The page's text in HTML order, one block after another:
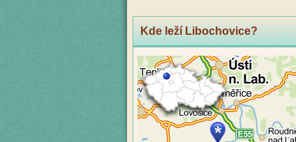
Kde leží Libochovice?